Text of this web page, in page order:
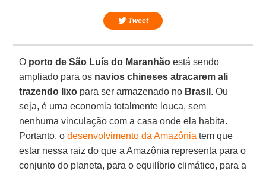
Tweet
O porto de São Luís do Maranhão está sendo
ampliado para os navios chineses atracarem ali
trazendo lixo para ser armazenado no Brasil . Ou
seja, é uma economia totalmente louca, sem
nenhuma vinculação com a casa onde ela habita.
Portanto, odesenvolvimento da Amazônia tem que
estar nessa raiz do que a Amazônia representa para o
conjunto do planeta, para o equilíbrio climático, para a